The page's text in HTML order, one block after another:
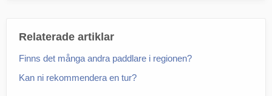
Relaterade artiklar
Finns det många andra paddlare i regionen?
Kan ni rekommendera en tur?